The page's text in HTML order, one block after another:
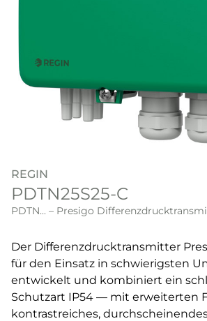
REGIN
PDTN25S25-C
PDTN... – Presigo
Der Differenzdrucktransmitter
für den Einsatz in schwierigsten
entwickelt und kombiniert ein
Schutzart IP54 — mit erweiterten
kontrastreiches,